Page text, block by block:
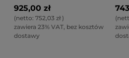
925,00 zł
(netto: 752,03 zł)
zawiera 23% VAT, bez kosztów
dostawy